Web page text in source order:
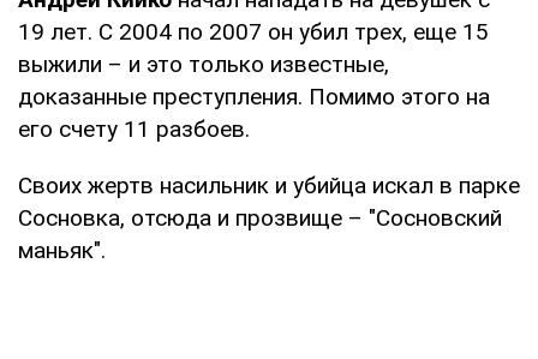
19 лет. С 2004 по 2007 он убил трех, еще 15
выжили – и это только известные,
доказанные преступления. Помимо этого на
его счету 11 разбоев.
Своих жертв насильник и убийца искал в парке
Сосновка, отсюда и прозвище – "Сосновский
маньяк".